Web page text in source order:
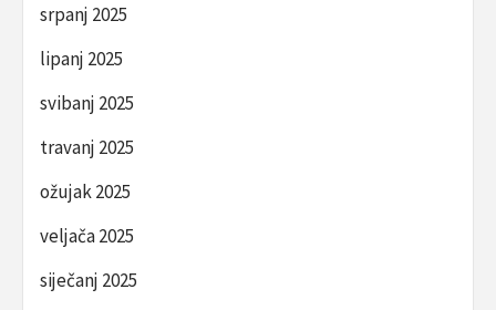
srpanj 2025
lipanj 2025
svibanj 2025
travanj 2025
ožujak 2025
veljača 2025
siječanj 2025